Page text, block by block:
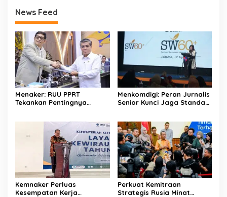
News Feed
Menaker: RUU PPRT
Tekankan Pentingnya
Menkomdigi: Peran Jurnalis
Senior Kunci Jaga Standar
Kemnaker Perluas
Kesempatan Kerja
Perkuat Kemitraan
Strategis Rusia Minat